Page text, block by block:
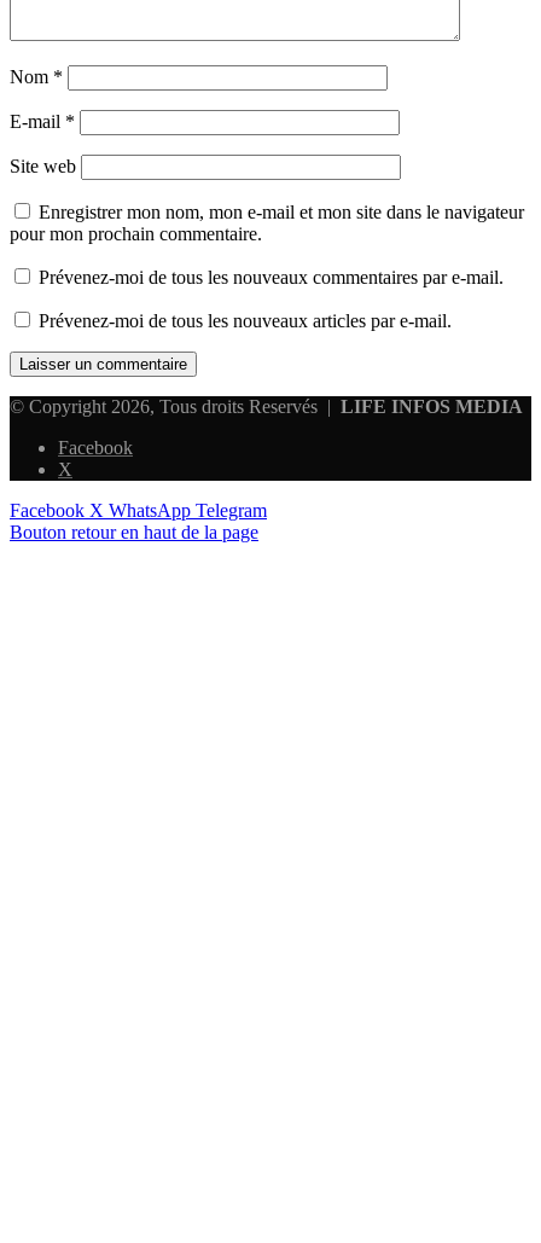
Nom *
E-mail *
Site web
Enregistrer mon nom, mon e-mail et mon site dans le navigateur
pour mon prochain commentaire.
Prévenez-moi de tous les nouveaux commentaires par e-mail.
Prévenez-moi de tous les nouveaux articles par e-mail.
© Copyright 2026, Tous droits Reservés | LIFE INFOS MEDIA
Facebook
X
Facebook X WhatsApp Telegram
Bouton retour en haut de la page